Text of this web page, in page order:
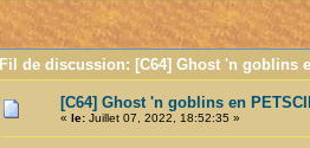
Fil de discussion: [C64] Ghost 'n goblins
[C64] Ghost 'n goblins en
« le:Juillet 07, 2022, 18:52:35 »